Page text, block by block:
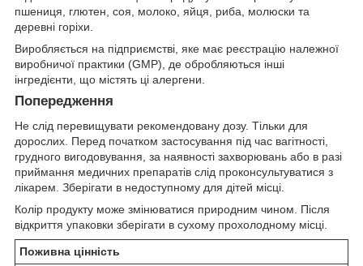
пшениця, глютен, соя, молоко, яйця, риба, молюски та
деревні горіхи.
Виробляється на підприємстві, яке має реєстрацію належної
виробничої практики (GMP), де обробляються інші
інгредієнти, що містять ці алергени.
Попередження
Не слід перевищувати рекомендовану дозу. Тільки для
дорослих. Перед початком застосування під час вагітності,
грудного вигодовування, за наявності захворювань або в разі
приймання медичних препаратів слід проконсультуватися з
лікарем. Зберігати в недоступному для дітей місці.
Колір продукту може змінюватися природним чином. Після
відкриття упаковки зберігати в сухому прохолодному місці.
Поживна цінність